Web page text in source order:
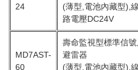
24
(薄型,電池內藏型),線
路電壓DC24V
MD7AST-
60
壽命監視型標準信號
避雷器
(薄型,電池內藏型),線